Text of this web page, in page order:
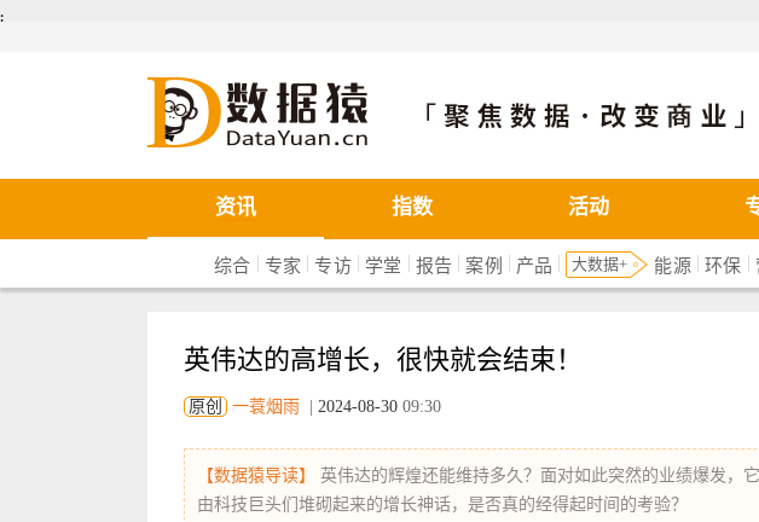
܄
数据猿
资讯 指数 活动
综合 | 专家 |专访| 学堂 | 报告 | 案例 | 产品 | 大数据+ 能源 |环保 |
英伟达的高增长，很快就会结束！
原创 一蓑烟雨 2024-08-30 09:30
【数据猿导读】
英伟达的辉煌还能维持多久？面对如此突然的业绩爆发，
由科技巨头们堆砌起来的增长神话，是否真的经得起时间的考验？